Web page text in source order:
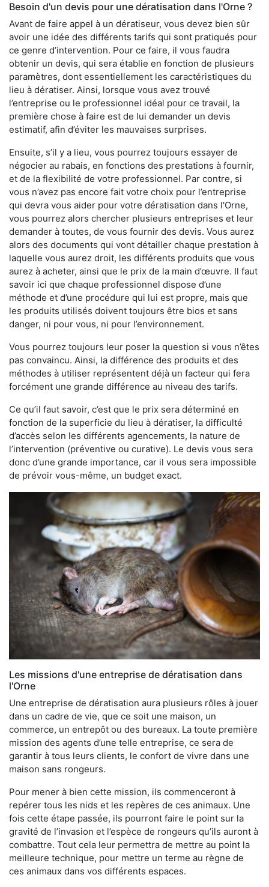
Besoin d'un devis pour une dératisation dans l'Orne ?
Avant de faire appel à un dératiseur, vous devez bien sûr
avoir une idée des différents tarifs qui sont pratiqués pour
ce genre d’intervention. Pour ce faire, il vous faudra
obtenir un devis, qui sera établie en fonction de plusieurs
paramètres, dont essentiellement les caractéristiques du
lieu à dératiser. Ainsi, lorsque vous avez trouvé
l’entreprise ou le professionnel idéal pour ce travail, la
première chose à faire est de lui demander un devis
estimatif, afin d’éviter les mauvaises surprises.
Ensuite, s’il y a lieu, vous pourrez toujours essayer de
négocier au rabais, en fonctions des prestations à fournir,
et de la flexibilité de votre professionnel. Par contre, si
vous n’avez pas encore fait votre choix pour l’entreprise
qui devra vous aider pour votre dératisation dans l'Orne,
vous pourrez alors chercher plusieurs entreprises et leur
demander à toutes, de vous fournir des devis. Vous aurez
alors des documents qui vont détailler chaque prestation à
laquelle vous aurez droit, les différents produits que vous
aurez à acheter, ainsi que le prix de la main d’œuvre. Il faut
savoir ici que chaque professionnel dispose d’une
méthode et d’une procédure qui lui est propre, mais que
les produits utilisés doivent toujours être bios et sans
danger, ni pour vous, ni pour l’environnement.
Vous pourrez toujours leur poser la question si vous n’êtes
pas convaincu. Ainsi, la différence des produits et des
méthodes à utiliser représentent déjà un facteur qui fera
forcément une grande différence au niveau des tarifs.
Ce qu’il faut savoir, c’est que le prix sera déterminé en
fonction de la superficie du lieu à dératiser, la difficulté
d’accès selon les différents agencements, la nature de
l’intervention (préventive ou curative). Le devis vous sera
donc d’une grande importance, car il vous sera impossible
de prévoir vous-même, un budget exact.
Les missions d'une entreprise de dératisation dans
l'Orne
Une entreprise de dératisation aura plusieurs rôles à jouer
dans un cadre de vie, que ce soit une maison, un
commerce, un entrepôt ou des bureaux. La toute première
mission des agents d’une telle entreprise, ce sera de
garantir à tous leurs clients, le confort de vivre dans une
maison sans rongeurs.
Pour mener à bien cette mission, ils commenceront à
repérer tous les nids et les repères de ces animaux. Une
fois cette étape passée, ils pourront faire le point sur la
gravité de l’invasion et l’espèce de rongeurs qu’ils auront à
combattre. Tout cela leur permettra de mettre au point la
meilleure technique, pour mettre un terme au règne de
ces animaux dans vos différents espaces.